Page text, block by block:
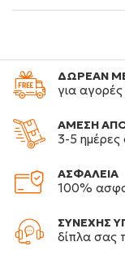
ΔΩΡΕΑΝ
για
ΑΜΕΣΗ
3-5 ημέρες
ΑΣΦΑΛΕΙΑ
100%
ΣΥΝΕΧΗΣ
δίπλα σας